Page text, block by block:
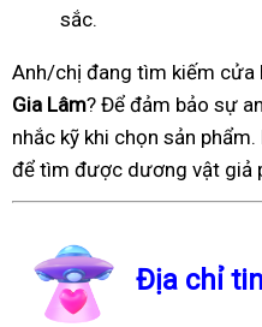
sắc.
Anh/chị đang tìm kiếm cửa
Gia Lâm? Để đảm bảo sự
nhắc kỹ khi chọn sản
để tìm được dương vật giả
Địa chỉ